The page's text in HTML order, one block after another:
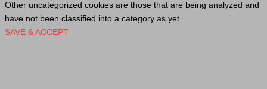
Other uncategorized cookies are those that are being analyzed and
have not been classified into a category as yet.
SAVE & ACCEPT